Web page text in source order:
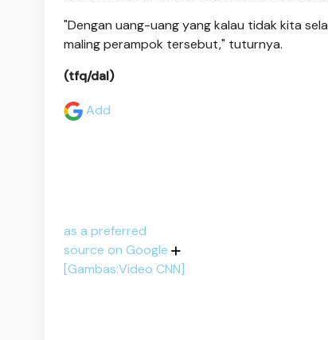
"Dengan uang-uang yang kalau tidak kita
maling perampok tersebut," tuturnya.
(tfq/dal)
Add
as a preferred
source on Google
[Gambas:Video CNN]